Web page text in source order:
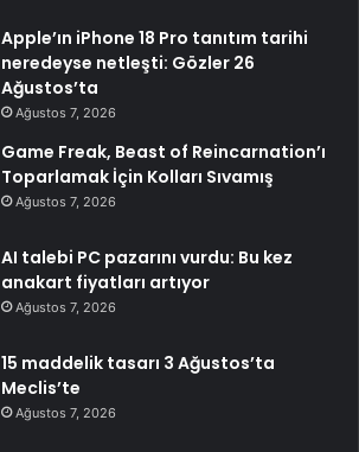
Apple’ın iPhone 18 Pro tanıtım tarihi
neredeyse netleşti: Gözler 26
Ağustos’ta
Ağustos 7, 2026
Game Freak, Beast of Reincarnation’ı
Toparlamak İçin Kolları Sıvamış
Ağustos 7, 2026
AI talebi PC pazarını vurdu: Bu kez
anakart fiyatları artıyor
Ağustos 7, 2026
15 maddelik tasarı 3 Ağustos’ta
Meclis’te
Ağustos 7, 2026